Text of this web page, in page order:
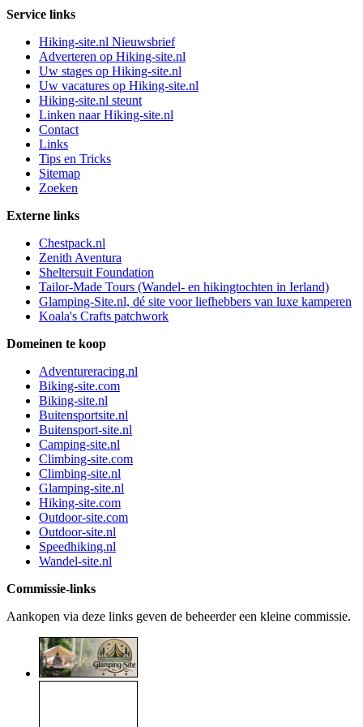
Service links
Hiking-site.nl Nieuwsbrief
Adverteren op Hiking-site.nl
Uw stages op Hiking-site.nl
Uw vacatures op Hiking-site.nl
Hiking-site.nl steunt
Linken naar Hiking-site.nl
Contact
Links
Tips en Tricks
Sitemap
Zoeken
Externe links
Chestpack.nl
Zenith Aventura
Sheltersuit Foundation
Tailor-Made Tours (Wandel- en hikingtochten in Ierland)
Glamping-Site.nl, dé site voor liefhebbers van luxe kamperen
Koala's Crafts patchwork
Domeinen te koop
Adventureracing.nl
Biking-site.com
Biking-site.nl
Buitensportsite.nl
Buitensport-site.nl
Camping-site.nl
Climbing-site.com
Climbing-site.nl
Glamping-site.nl
Hiking-site.com
Outdoor-site.com
Outdoor-site.nl
Speedhiking.nl
Wandel-site.nl
Commissie-links
Aankopen via deze links geven de beheerder een kleine commissie.